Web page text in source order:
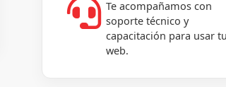
 Te acompañamos con
soporte técnico y
capacitación para usar tu
web.